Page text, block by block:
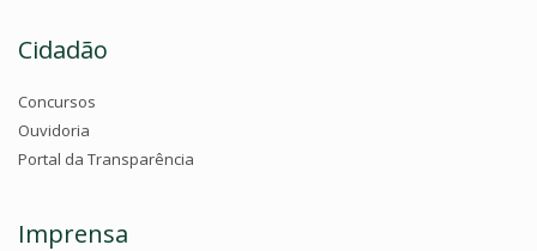
Cidadão
Concursos
Ouvidoria
Portal da Transparência
Imprensa